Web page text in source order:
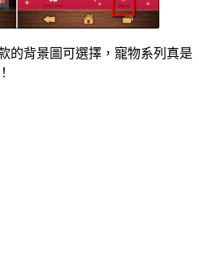
的背景圖可選擇，寵物系列真是